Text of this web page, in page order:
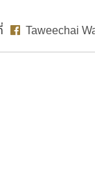
Taweechai